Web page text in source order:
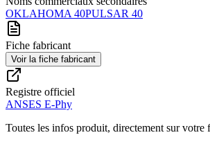
OKLAHOMA 40PULSAR 40
Fiche fabricant
Voir la fiche fabricant
Registre officiel
ANSES E-Phy
Toutes les infos produit, directement sur votre